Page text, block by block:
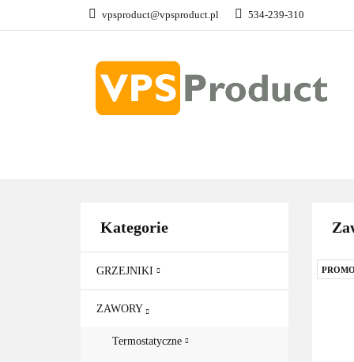
vpsproduct@vpsproduct.pl 534-239-310
GRZEJNIKI
Kategorie
GRZEJNIKI
ZAWORY
Termostatyczne